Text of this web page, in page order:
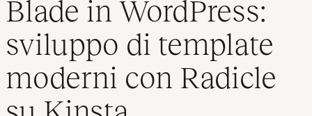
Blade in WordPress:
sviluppo di template
moderni con Radicle